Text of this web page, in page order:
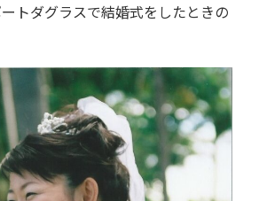
トダグラスで結婚式をしたときの